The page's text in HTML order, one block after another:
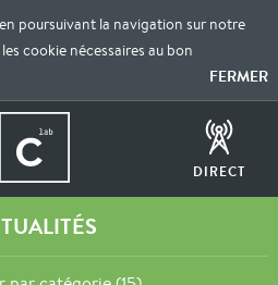
poursuivant la navigation sur notre
cookie nécessaires au bon
FERMER
DIRECT